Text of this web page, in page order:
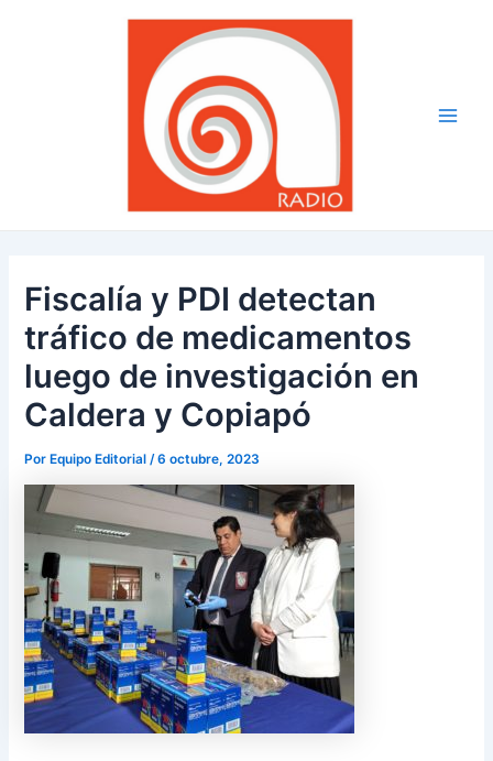
Fiscalía y PDI detectan
tráfico de medicamentos
luego de investigación en
Caldera y Copiapó
Por Equipo Editorial/6 octubre, 2023